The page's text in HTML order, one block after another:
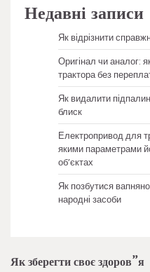
Недавні записи
Як відрізнити
Оригінал чи аналог:
трактора без
Як видалити
блиск
Електропривод для
якими параметрами
об’єктах
Як позбутися
народні засоби
Як зберегти своє здоров”я